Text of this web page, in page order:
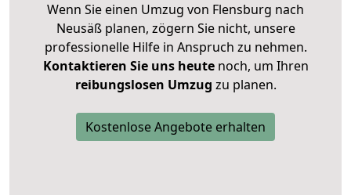
Wenn Sie einen Umzug von Flensburg nach
Neusäß planen, zögern Sie nicht, unsere
professionelle Hilfe in Anspruch zu nehmen.
Kontaktieren Sie uns heutenoch, um Ihren
reibungslosen Umzug zu planen.
Kostenlose Angebote erhalten